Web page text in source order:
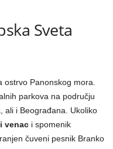
Sveta
Panonskog mora.
parkova na području
ali i Beograđana. Ukoliko
venac i spomenik
čuveni pesnik Branko